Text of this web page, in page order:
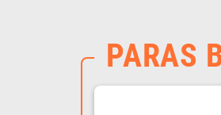
PARAS